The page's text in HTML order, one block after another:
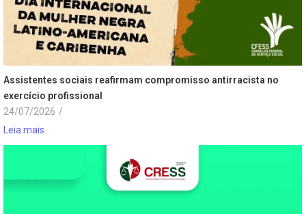
Assistentes sociais reafirmam compromisso antirracista no
exercício profissional
24/07/2026 /
Leia mais